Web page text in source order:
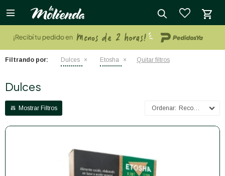

Filtrando por: Dulces Etosha Quitar filtros
Dulces
Recomendados